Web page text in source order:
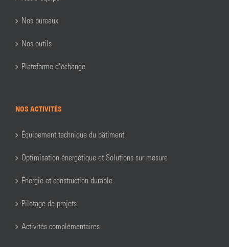
Nos bureaux
Nos outils
Plateforme d’échange
NOS ACTIVITÉS
Équipement technique du bâtiment
Optimisation énergétique et Solutions sur mesure
Énergie et construction durable
Pilotage de projets
Activités complémentaires